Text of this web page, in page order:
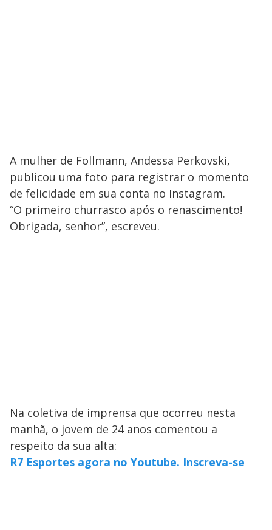
A mulher de Follmann, Andessa Perkovski,
publicou uma foto para registrar o momento
de felicidade em sua conta no Instagram.
“O primeiro churrasco após o renascimento!
Obrigada, senhor”, escreveu.
Na coletiva de imprensa que ocorreu nesta
manhã, o jovem de 24 anos comentou a
respeito da sua alta:
R7 Esportes agora no Youtube. Inscreva-se